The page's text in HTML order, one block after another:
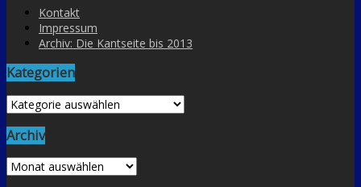
Kontakt
Impressum
Archiv: Die Kantseite bis 2013
Kategorien
Kategorien
Archiv
Archiv